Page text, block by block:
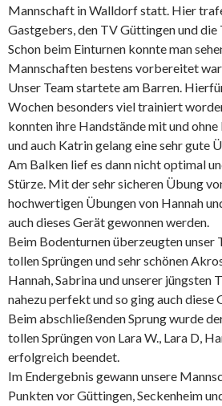
Mannschaft in Walldorf statt. Hier
Gastgebers, den TV Güttingen und die
Schon beim Einturnen konnte man
Mannschaften bestens vorbereitet
Unser Team startete am Barren.
Wochen besonders viel trainiert
konnten ihre Handstände mit und
und auch Katrin gelang eine sehr gute
Am Balken lief es dann nicht optimal
Stürze. Mit der sehr sicheren Übung
hochwertigen Übungen von Hannah
auch dieses Gerät gewonnen werden.
Beim Bodenturnen überzeugten unser
tollen Sprüngen und sehr schönen
Hannah, Sabrina und unserer jüngsten
nahezu perfekt und so ging auch diese
Beim abschließenden Sprung wurde
tollen Sprüngen von Lara W., Lara D,
erfolgreich beendet.
Im Endergebnis gewann unsere
Punkten vor Güttingen, Seckenheim